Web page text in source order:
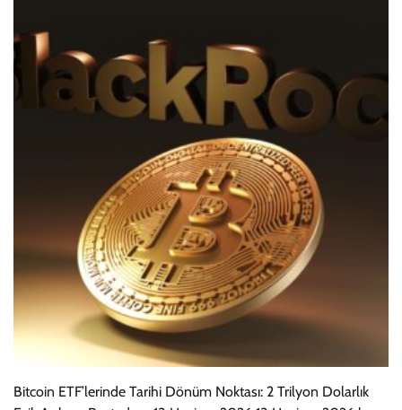
Bitcoin ETF’lerinde Tarihi Dönüm Noktası: 2 Trilyon Dolarlık